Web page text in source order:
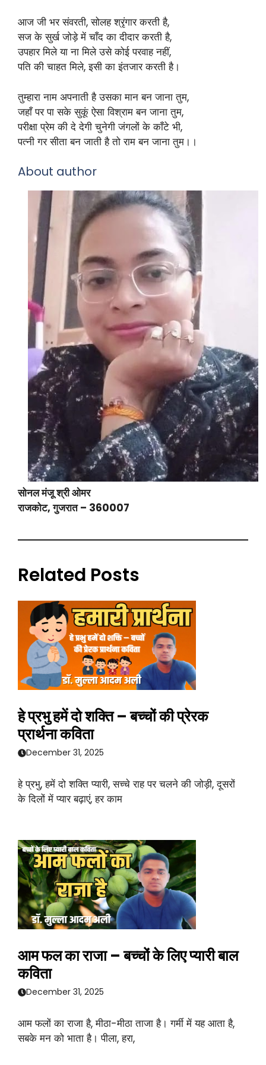
आज जी भर संवरती, सोलह श्रृंगार करती है,
सज के सुर्ख जोड़े में चाँद का दीदार करती है,
उपहार मिले या ना मिले उसे कोई परवाह नहीं,
पति की चाहत मिले, इसी का इंतजार करती है।
तुम्हारा नाम अपनाती है उसका मान बन जाना तुम,
जहाँ पर पा सके सुकूं ऐसा विश्राम बन जाना तुम,
परीक्षा प्रेम की दे देगी चुनेगी जंगलों के काँटे भी,
पत्नी गर सीता बन जाती है तो राम बन जाना तुम।।
About author
सोनल मंजू श्री ओमर
राजकोट, गुजरात – 360007
Related Posts
हे प्रभु हमें दो शक्ति – बच्चों की प्रेरक
प्रार्थना कविता
December 31, 2025
हे प्रभु, हमें दो शक्ति प्यारी, सच्चे राह पर चलने की जोड़ी, दूसरों
के दिलों में प्यार बढ़ाएं, हर काम
आम फल का राजा – बच्चों के लिए प्यारी बाल
कविता
December 31, 2025
आम फलों का राजा है, मीठा-मीठा ताजा है। गर्मी में यह आता है,
सबके मन को भाता है। पीला, हरा,